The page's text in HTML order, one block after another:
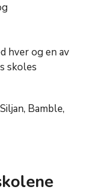
hver og en av
skoles
Bamble,